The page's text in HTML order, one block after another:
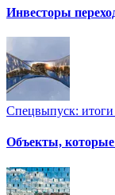
Инвесторы
Спецвыпуск: итоги
Объекты, которые